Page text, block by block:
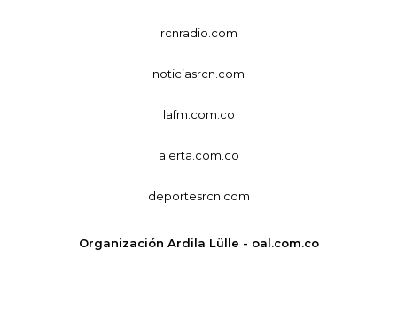
rcnradio.com
noticiasrcn.com
lafm.com.co
alerta.com.co
deportesrcn.com
Organización Ardila Lülle - oal.com.co